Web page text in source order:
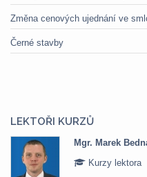
Změna cenových ujednání ve
Černé stavby
LEKTOŘI KURZŮ
Mgr. Marek
Kurzy lektora